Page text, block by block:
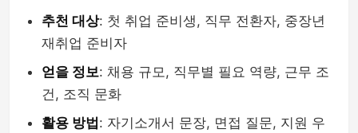
추천 대상: 첫 취업 준비생, 직무 전환자, 중장년
재취업 준비자
얻을 정보: 채용 규모, 직무별 필요 역량, 근무 조
건, 조직 문화
활용 방법 : 자기소개서 문장, 면접 질문, 지원 우